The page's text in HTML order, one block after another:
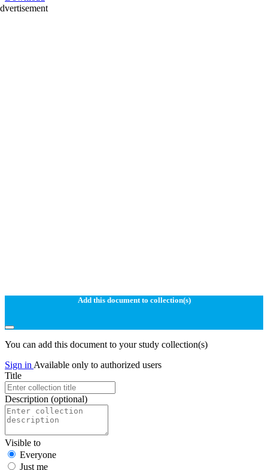
Add this document to collection(s)
You can add this document to your study collection(s)
Sign in Available only to authorized users
Title
Description (optional)
Visible to
Everyone
Just me